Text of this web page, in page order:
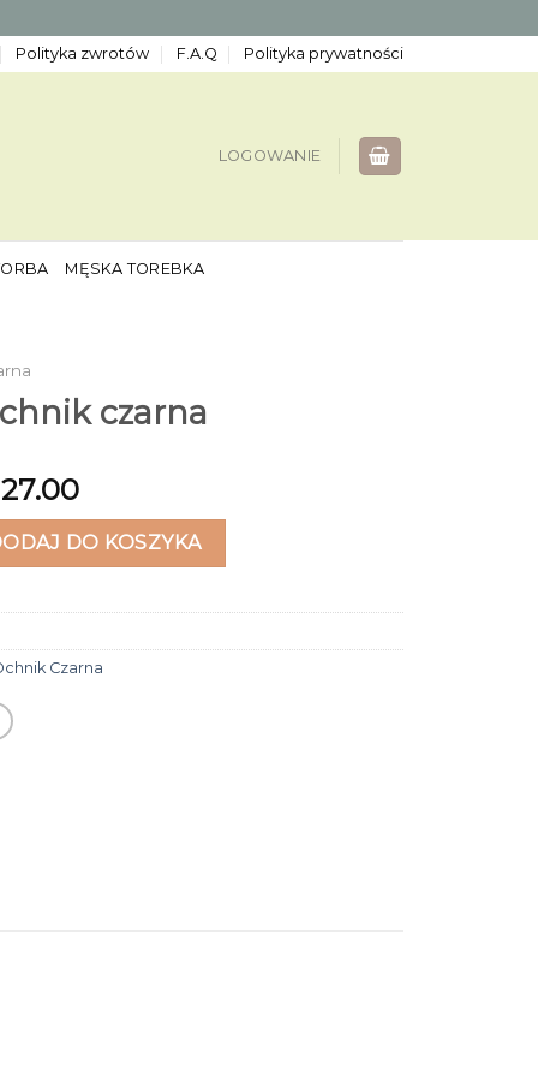
Polityka zwrotów F.A.Q Polityka prywatności
LOGOWANIE
MĘSKA TOREBKA
czarna
czarnaDO KOSZYKA
Czarna